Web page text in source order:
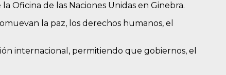
Oficina de las Naciones Unidas en Ginebra.
la paz, los derechos humanos, el
internacional, permitiendo que gobiernos, el